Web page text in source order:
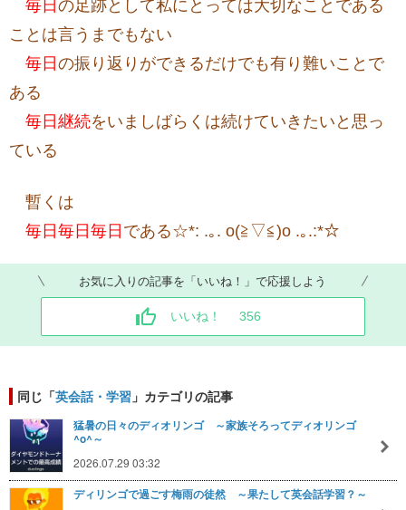
毎日 の足跡として私にとっては大切なことである
ことは言うまでもない
毎日の振り返りができるだけでも有り難いことで
ある
毎日継続をいましばらくは続けていきたいと思っ
ている
暫くは
毎日毎日毎日 である☆*: .｡. o(≧▽≦)o .｡.:*☆
お気に入りの記事を「いいね！」で応援しよう
いいね！ 356
同じ「英会話・学習 」カテゴリの記事
猛暑の日々のディオリンゴ ～家族そろってディオリンゴ
^o^～
2026.07.29 03:32
ディリンゴで過ごす梅雨の徒然 ～果たして英会話学習？～